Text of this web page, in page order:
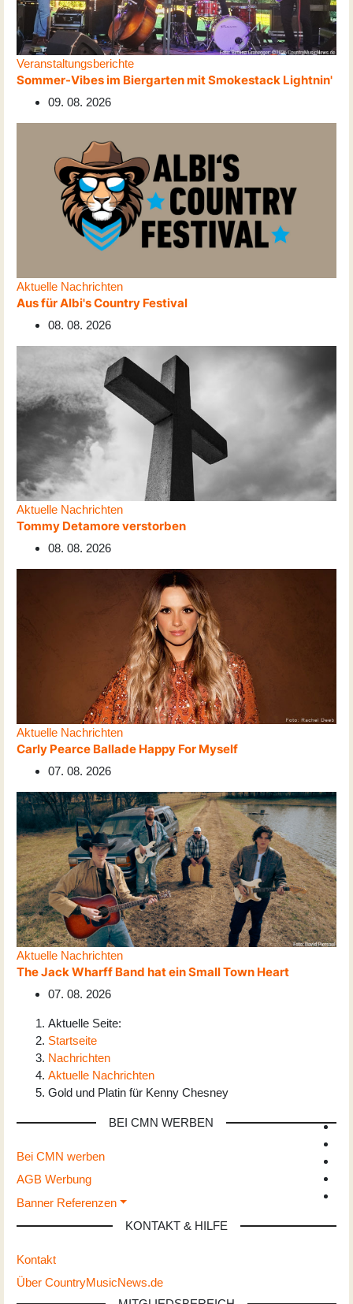
Veranstaltungsberichte
Sommer-Vibes im Biergarten mit Smokestack Lightnin'
09. 08. 2026
Aktuelle Nachrichten
Aus für Albi's Country Festival
08. 08. 2026
Aktuelle Nachrichten
Tommy Detamore verstorben
08. 08. 2026
Aktuelle Nachrichten
Carly Pearce Ballade Happy For Myself
07. 08. 2026
Aktuelle Nachrichten
The Jack Wharff Band hat ein Small Town Heart
07. 08. 2026
Aktuelle Seite:
Startseite
Nachrichten
Aktuelle Nachrichten
Gold und Platin für Kenny Chesney
BEI CMN WERBEN
Bei CMN werben
AGB Werbung
Banner Referenzen
KONTAKT & HILFE
Kontakt
Über CountryMusicNews.de